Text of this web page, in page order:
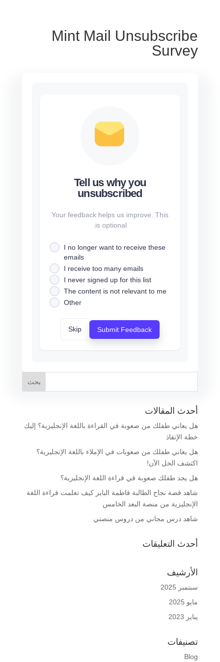
Mint Mail Unsubscribe
Survey
Tell us why you
unsubscribed
Your feedback helps us improve. This
is optional.
I no longer want to receive these
emails
I receive too many emails
I never signed up for this list
The content is not relevant to me
Other
Submit Feedback
Skip
أحدث المقالات
هل يعاني طفلك من صعوبة في القراءة باللغة الإنجليزية؟ إليك
خطة الإنقاذ
هل يعاني طفلك من صعوبات في الإملاء باللغة الإنجليزية؟
اكتشف الحل الآن!
هل يجد طفلك صعوبة في قراءة اللغة الإنجليزية؟
شاهد قصة نجاح الطالبة فاطمة الباير كيف تعلمت قراءة اللغة
الإنجليزية من منصة البعد الخامس
شاهد درس مجاني من دروس منصتي
أحدث التعليقات
الأرشيف
سبتمبر 2025
مايو 2025
يناير 2023
تصنيفات
Blog